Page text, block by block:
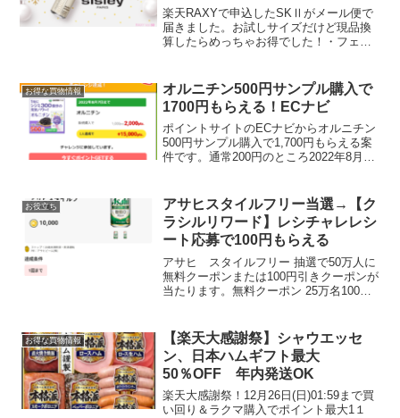
ー)
楽天RAXYで申込したSKⅡがメール便で
届きました。お試しサイズだけど現品換
算したらめっちゃお得でした！・フェイ
ルトリートメントエッセンス 30ml
（1,9...
お得な買物情報
オルニチン500円サンプル購入で
1700円もらえる！ECナビ
ポイントサイトのECナビからオルニチン
500円サンプル購入で1,700円もらえる案
件です。通常200円のところ2022年8月31
ンページからの新規会員による購入・...
お役立ち
アサヒスタイルフリー当選→【ク
ラシルリワード】レシチャレレシ
ート応募で100円もらえる
アサヒ スタイルフリー 抽選で50万人に
無料クーポンまたは100円引きクーポンが
当たります。無料クーポン 25万名100円
ローソン/ミニストップ キャンペーン応
募...
お得な買物情報
【楽天大感謝祭】シャウエッセ
ン、日本ハムギフト最大
50％OFF 年内発送OK
楽天大感謝祭！12月26日(日)01:59まで買
い回り＆ラクマ購入でポイント最大1１